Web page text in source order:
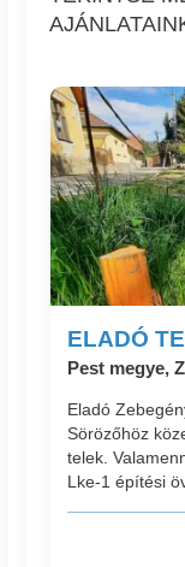
ELADÓ
Pest megye,
Eladó
Sörözőhöz
telek.
Lke-1 építési